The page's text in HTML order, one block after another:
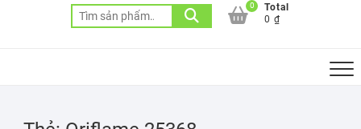
Tìm
kiếm:
0
Total
0 ₫